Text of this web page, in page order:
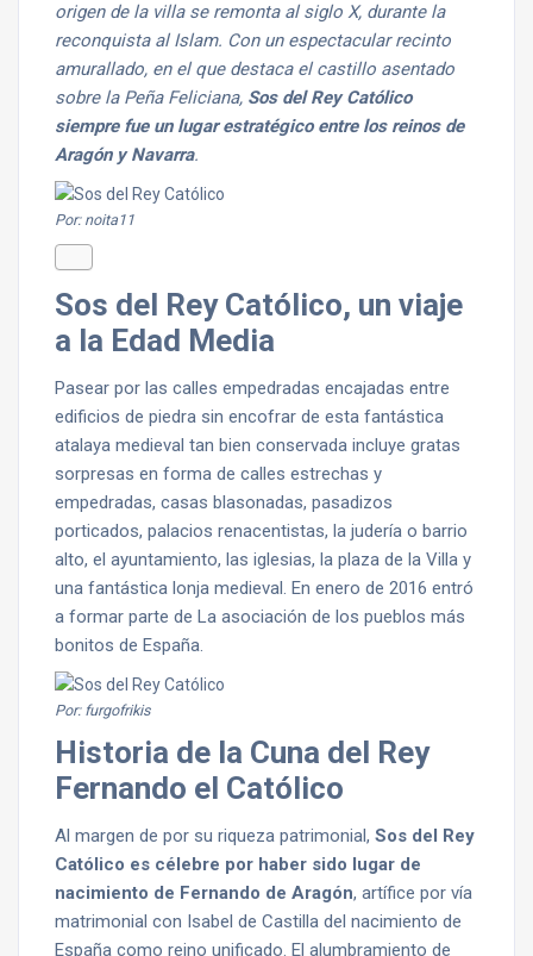
origen de la villa se remonta al siglo X, durante la
reconquista al Islam. Con un espectacular recinto
amurallado, en el que destaca el castillo asentado
sobre la Peña Feliciana, Sos del Rey Católico
siempre fue un lugar estratégico entre los reinos de
Aragón y Navarra.
Por: noita11
Sos del Rey Católico, un viaje
a la Edad Media
Pasear por las calles empedradas encajadas entre
edificios de piedra sin encofrar de esta fantástica
atalaya medieval tan bien conservada incluye gratas
sorpresas en forma de calles estrechas y
empedradas, casas blasonadas, pasadizos
porticados, palacios renacentistas, la judería o barrio
alto, el ayuntamiento, las iglesias, la plaza de la Villa y
una fantástica lonja medieval. En enero de 2016 entró
a formar parte de La asociación de los pueblos más
bonitos de España.
Por: furgofrikis
Historia de la Cuna del Rey
Fernando el Católico
Al margen de por su riqueza patrimonial, Sos del Rey
Católico es célebre por haber sido lugar de
nacimiento de Fernando de Aragón, artífice por vía
matrimonial con Isabel de Castilla del nacimiento de
España como reino unificado. El alumbramiento de